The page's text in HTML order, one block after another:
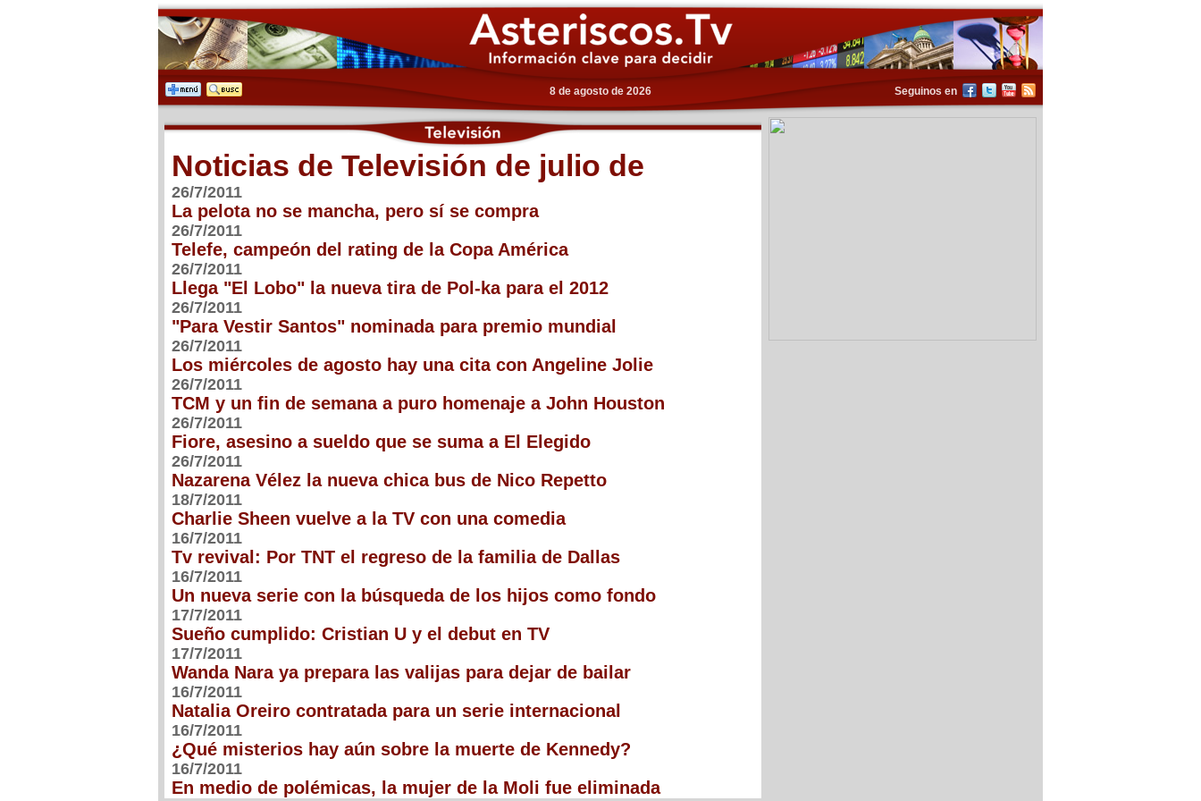
8 de agosto de 2026 Seguinos en
Noticias de Televisión de julio de
26/7/2011
La pelota no se mancha, pero sí se compra
26/7/2011
Telefe, campeón del rating de la Copa América
26/7/2011
Llega "El Lobo" la nueva tira de Pol-ka para el 2012
26/7/2011
"Para Vestir Santos" nominada para premio mundial
26/7/2011
Los miércoles de agosto hay una cita con Angeline Jolie
26/7/2011
TCM y un fin de semana a puro homenaje a John Houston
26/7/2011
Fiore, asesino a sueldo que se suma a El Elegido
26/7/2011
Nazarena Vélez la nueva chica bus de Nico Repetto
18/7/2011
Charlie Sheen vuelve a la TV con una comedia
16/7/2011
Tv revival: Por TNT el regreso de la familia de Dallas
16/7/2011
Un nueva serie con la búsqueda de los hijos como fondo
17/7/2011
Sueño cumplido: Cristian U y el debut en TV
17/7/2011
Wanda Nara ya prepara las valijas para dejar de bailar
16/7/2011
Natalia Oreiro contratada para un serie internacional
16/7/2011
¿Qué misterios hay aún sobre la muerte de Kennedy?
16/7/2011
En medio de polémicas, la mujer de la Moli fue eliminada